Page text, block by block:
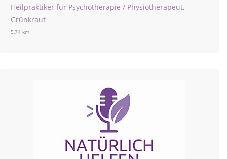
Heilpraktiker für Psychotherapie / Physiotherapeut,
Grünkraut
5,74 km